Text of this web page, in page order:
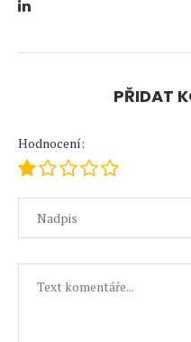
PŘIDAT
Hodnocení: